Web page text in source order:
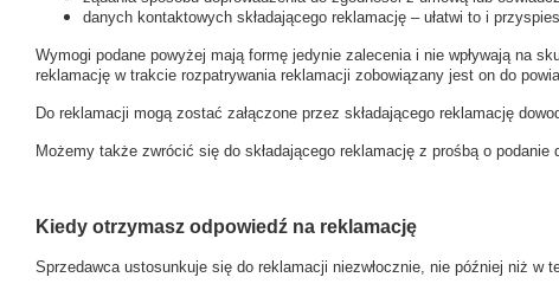
danych kontaktowych składającego reklamację – ułatwi to i
Wymogi podane powyżej mają formę jedynie zalecenia i nie wpływają na
reklamację w trakcie rozpatrywania reklamacji zobowiązany jest on do
Do reklamacji mogą zostać załączone przez składającego reklamację
Możemy także zwrócić się do składającego reklamację z prośbą o
Kiedy otrzymasz odpowiedź na reklamację
Sprzedawca ustosunkuje się do reklamacji niezwłocznie, nie później niż w